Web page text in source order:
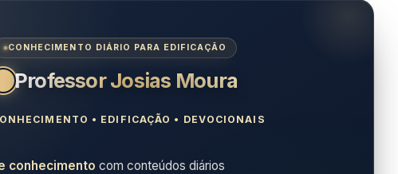
CONHECIMENTO DIÁRIO PARA EDIFICAÇÃO
Professor Josias Moura
• EDIFICAÇÃO • DEVOCIONAIS
conhecimento com conteúdos diários